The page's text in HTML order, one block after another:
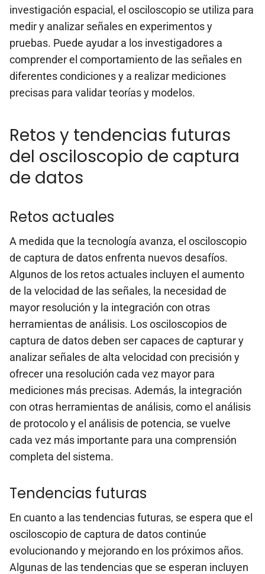
investigación espacial, el osciloscopio se utiliza para
medir y analizar señales en experimentos y
pruebas. Puede ayudar a los investigadores a
comprender el comportamiento de las señales en
diferentes condiciones y a realizar mediciones
precisas para validar teorías y modelos.
Retos y tendencias futuras
del osciloscopio de captura
de datos
Retos actuales
A medida que la tecnología avanza, el osciloscopio
de captura de datos enfrenta nuevos desafíos.
Algunos de los retos actuales incluyen el aumento
de la velocidad de las señales, la necesidad de
mayor resolución y la integración con otras
herramientas de análisis. Los osciloscopios de
captura de datos deben ser capaces de capturar y
analizar señales de alta velocidad con precisión y
ofrecer una resolución cada vez mayor para
mediciones más precisas. Además, la integración
con otras herramientas de análisis, como el análisis
de protocolo y el análisis de potencia, se vuelve
cada vez más importante para una comprensión
completa del sistema.
Tendencias futuras
En cuanto a las tendencias futuras, se espera que el
osciloscopio de captura de datos continúe
evolucionando y mejorando en los próximos años.
Algunas de las tendencias que se esperan incluyen